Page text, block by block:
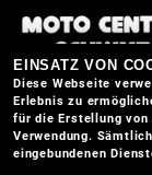
EINSATZ VON
Diese Webseite
Erlebnis zu
für die Erstellung
Verwendung.
eingebundenen